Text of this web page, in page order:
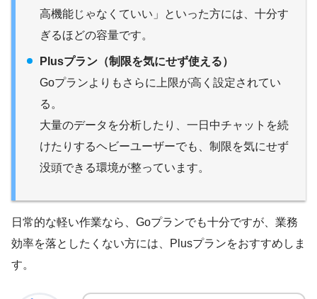
高機能じゃなくていい」といった方には、十分す
ぎるほどの容量です。
Plusプラン（制限を気にせず使える）
Goプランよりもさらに上限が高く設定されてい
る。
大量のデータを分析したり、一日中チャットを続
けたりするヘビーユーザーでも、制限を気にせず
没頭できる環境が整っています。
日常的な軽い作業なら、Goプランでも十分ですが、業務
効率を落としたくない方には、Plusプランをおすすめしま
す。